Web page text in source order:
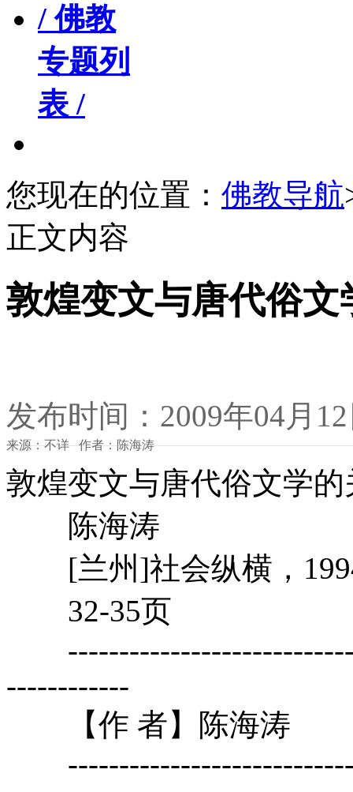
/ 佛教
专题列
表 /
您现在的位置： 佛教导航
正文内容
敦煌变文与唐代俗文
发布时间：2009年04月
来源：不详 作者：陈海涛
敦煌变文与唐代俗文学的
陈海涛
[兰州]社会纵横，
32-35页
------------
【作 者】陈海涛